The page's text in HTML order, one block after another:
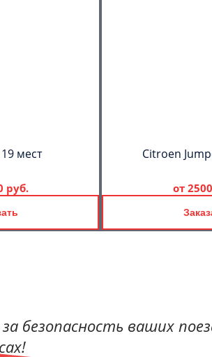
мест
руб.
Citroen
от
безопасность ваших